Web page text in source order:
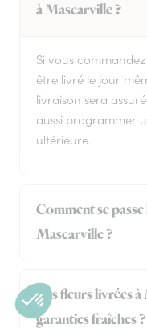
à Mascarville ?
Si vous
être livré le jour
livraison sera
aussi programmer
ultérieure.
Comment se
Mascarville ?
Les fleurs livrées
garanties fraîches ?